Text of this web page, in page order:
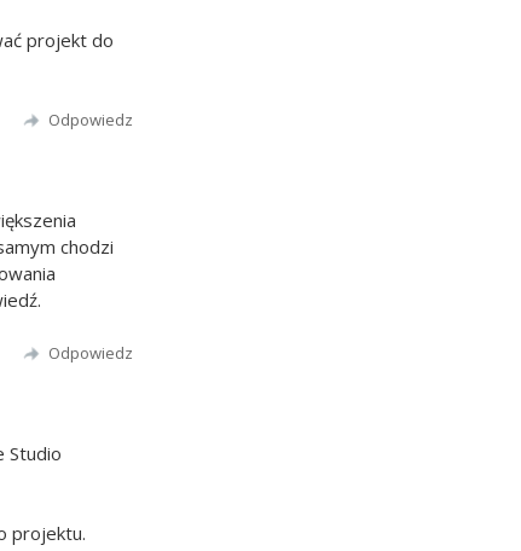
projekt do
Odpowiedz
chodzi
Odpowiedz
Studio
projektu.